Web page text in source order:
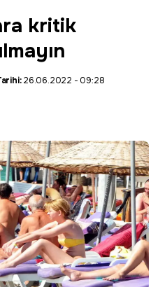
kritik
26.06.2022 - 09:28